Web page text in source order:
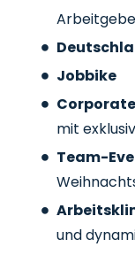
Jobbike
mit
Team-
und